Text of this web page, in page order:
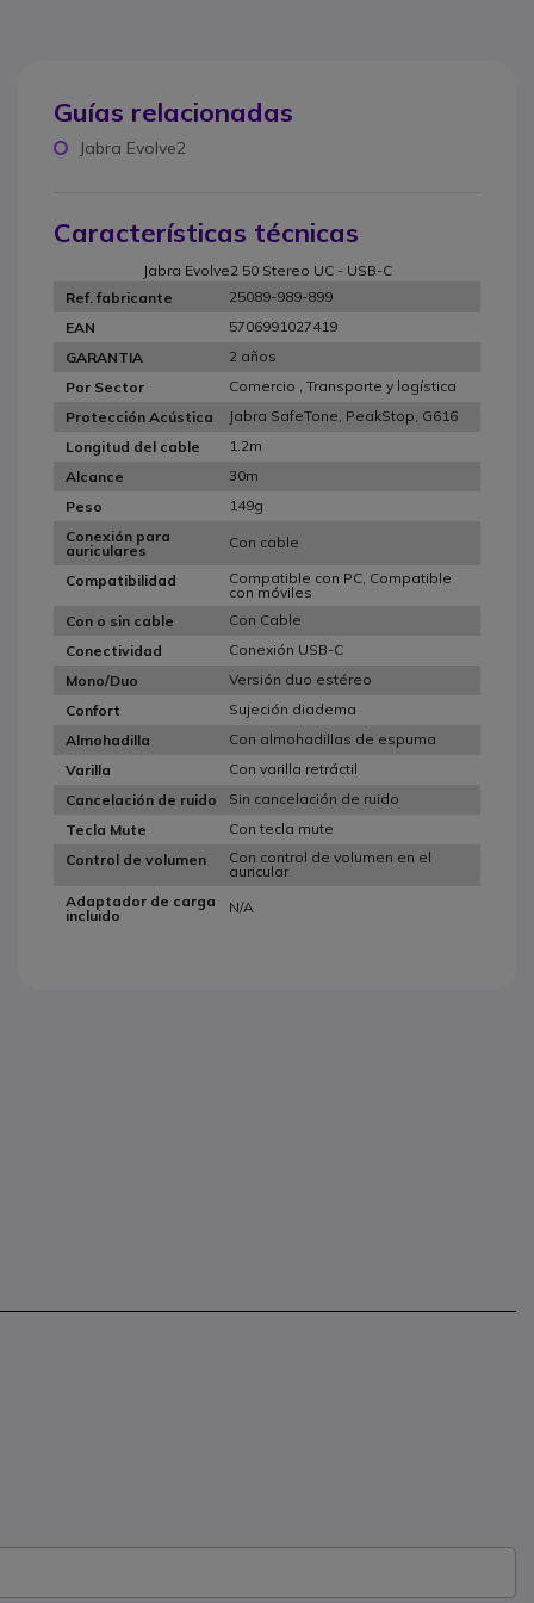
Guías relacionadas
Jabra Evolve2
Características técnicas
Jabra Evolve2 50 Stereo UC - USB-C
Ref. fabricante
25089-989-899
EAN
5706991027419
GARANTIA
2 años
Por Sector
Comercio , Transporte y logística
Protección Acústica
Jabra SafeTone, PeakStop, G616
Longitud del cable
1.2m
Alcance
30m
Peso
149g
Conexión para
auriculares
Con cable
Compatibilidad
Compatible con PC, Compatible
con móviles
Con o sin cable
Con Cable
Conectividad
Conexión USB-C
Mono/Duo
Versión duo estéreo
Confort
Sujeción diadema
Almohadilla
Con almohadillas de espuma
Varilla
Con varilla retráctil
Cancelación de ruido
Sin cancelación de ruido
Tecla Mute
Con tecla mute
Control de volumen
Con control de volumen en el
auricular
Adaptador de carga
incluido
N/A